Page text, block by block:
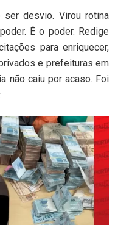
ser desvio. Virou rotina
É o poder. Redige
para enriquecer,
e prefeituras em
não caiu por acaso. Foi